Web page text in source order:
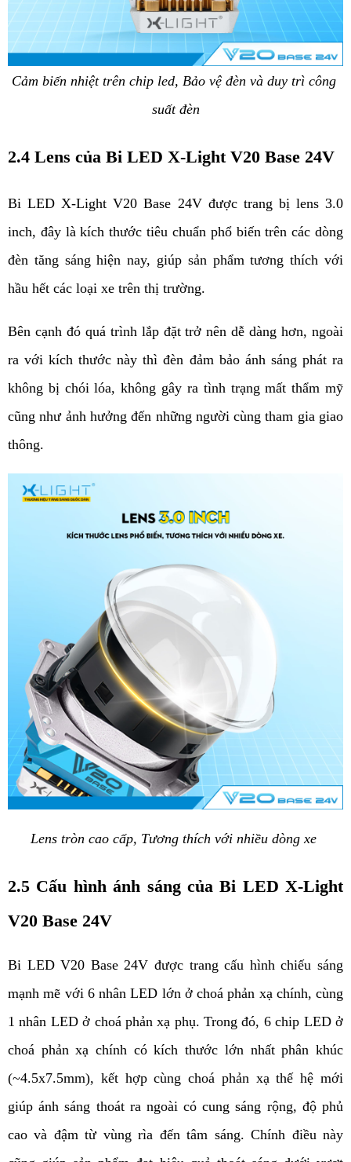
Cảm biến nhiệt trên chip led, Bảo vệ đèn và duy trì công
suất đèn
2.4 Lens của Bi LED X-Light V20 Base 24V
Bi LED X-Light V20 Base 24V được trang bị lens 3.0
inch, đây là kích thước tiêu chuẩn phổ biến trên các dòng
đèn tăng sáng hiện nay, giúp sản phẩm tương thích với
hầu hết các loại xe trên thị trường.
Bên cạnh đó quá trình lắp đặt trở nên dễ dàng hơn, ngoài
ra với kích thước này thì đèn đảm bảo ánh sáng phát ra
không bị chói lóa, không gây ra tình trạng mất thẩm mỹ
cũng như ảnh hưởng đến những người cùng tham gia giao
thông.
Lens tròn cao cấp, Tương thích với nhiều dòng xe
2.5 Cấu hình ánh sáng của Bi LED X-Light
V20 Base 24V
Bi LED V20 Base 24V được trang cấu hình chiếu sáng
mạnh mẽ với 6 nhân LED lớn ở choá phản xạ chính, cùng
1 nhân LED ở choá phản xạ phụ. Trong đó, 6 chip LED ở
choá phản xạ chính có kích thước lớn nhất phân khúc
(~4.5x7.5mm), kết hợp cùng choá phản xạ thế hệ mới
giúp ánh sáng thoát ra ngoài có cung sáng rộng, độ phủ
cao và đậm từ vùng rìa đến tâm sáng. Chính điều này